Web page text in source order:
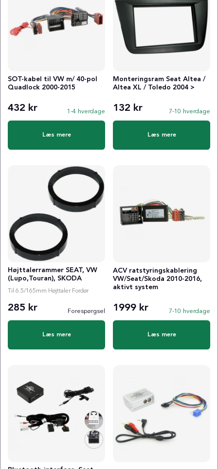
SOT-kabel til VW m/ 40-pol
Quadlock 2000-2015
432 kr 1-4 hverdage
Læs mere
Monteringsram Seat Altea /
Altea XL / Toledo 2004 >
132 kr 7-10 hverdage
Læs mere
Højttalerrammer SEAT, VW
(Lupo,Touran), SKODA
Til 6.5/165mm Højttaler Fordør
285 kr Forespørgsel
Læs mere
ACV ratstyringskablering
VW/Seat/Skoda 2010-2016,
aktivt system
1999 kr 7-10 hverdage
Læs mere